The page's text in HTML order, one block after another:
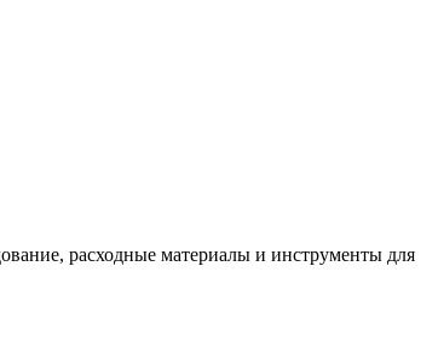
расходные материалы и инструменты для